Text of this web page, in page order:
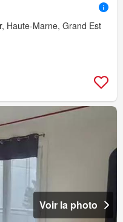
Haute-Marne, Grand Est
Voir la photo